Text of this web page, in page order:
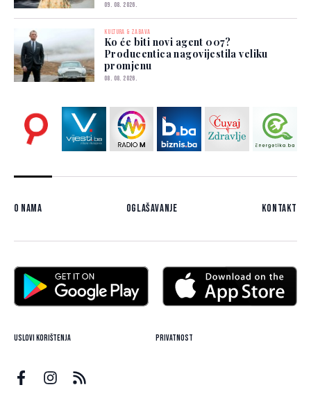
09. 08. 2026.
KULTURA & ZABAVA
Ko će biti novi agent 007?
Producentica nagovijestila veliku
promjenu
08. 08. 2026.
O nama Oglašavanje Kontakt
Uslovi korištenja Privatnost